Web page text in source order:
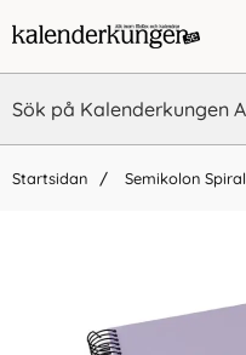
Startsidan Semikolon